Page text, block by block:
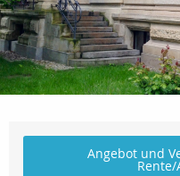
Angebot und